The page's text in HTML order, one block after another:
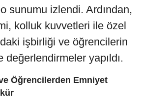
sunumu izlendi. Ardından,
kolluk kuvvetleri ile özel
işbirliği ve öğrencilerin
yapıldı.
Öğrencilerden Emniyet